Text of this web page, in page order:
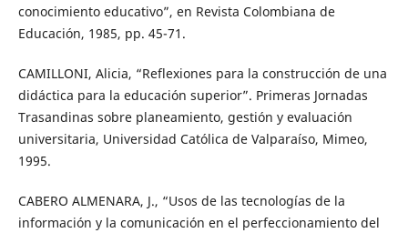
conocimiento educativo”, en Revista Colombiana de
Educación, 1985, pp. 45-71.
CAMILLONI, Alicia, “Reflexiones para la construcción de una
didáctica para la educación superior”. Primeras Jornadas
Trasandinas sobre planeamiento, gestión y evaluación
universitaria, Universidad Católica de Valparaíso, Mimeo,
1995.
CABERO ALMENARA, J., “Usos de las tecnologías de la
información y la comunicación en el perfeccionamiento del